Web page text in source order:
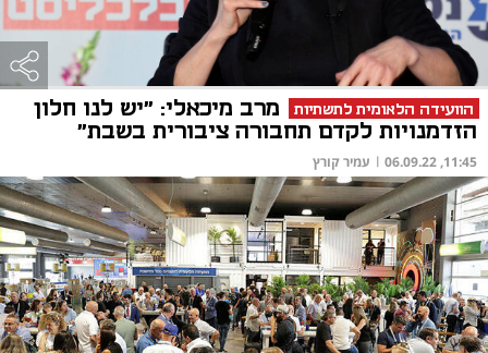
הוועידה הלאומית לתשתיות
מרב מיכאלי: "יש לנו חלון
הזדמנויות לקדם תחבורה ציבורית בשבת"
11:45, 06.09.22
| עמיר קורץ